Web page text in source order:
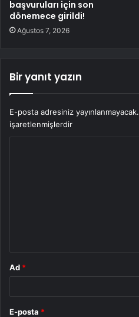
başvuruları için son
dönemece girildi!
Ağustos 7, 2026
Bir yanıt yazın
E-posta adresiniz yayınlanmayacak.
işaretlenmişlerdir
Ad *
E-posta *